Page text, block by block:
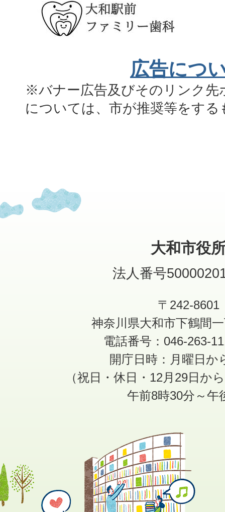
広告につ
※バナー広告及びそのリンク先
については、市が推奨等をす
大和市役
法人番号
〒242-8601
神奈川県大和市下鶴間
電話番号：046-263-
開庁日時：月曜日か
（祝日・休日・12月29日か
午前8時30分～午